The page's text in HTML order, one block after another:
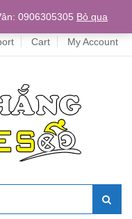
Cart My Account
0906305305 Bỏ qua